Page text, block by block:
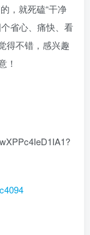
，就死磕“干净
省心、痛快、看
得不错，感兴趣
！